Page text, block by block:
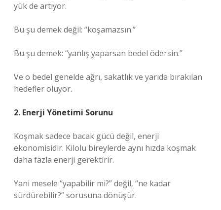
yük de artıyor.
Bu şu demek değil: “koşamazsın.”
Bu şu demek: “yanlış yaparsan bedel ödersin.”
Ve o bedel genelde ağrı, sakatlık ve yarıda bırakılan
hedefler oluyor.
2. Enerji Yönetimi Sorunu
Koşmak sadece bacak gücü değil, enerji
ekonomisidir. Kilolu bireylerde aynı hızda koşmak
daha fazla enerji gerektirir.
Yani mesele “yapabilir mi?” değil, “ne kadar
sürdürebilir?” sorusuna dönüşür.